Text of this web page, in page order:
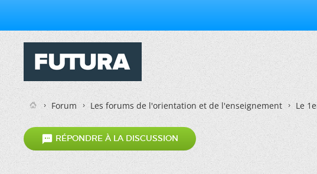
Forum Les forums de l'orientation et de l'enseignement Le
 RÉPONDRE À LA DISCUSSION